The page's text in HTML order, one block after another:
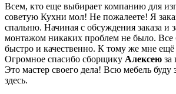
Всем, кто еще выбирает компанию для
советую Кухни мол! Не пожалеете! Я
спальню. Начиная с обсуждения заказа и
монтажом никаких проблем не было. Все
быстро и качественно. К тому же мне ещё
Огромное спасибо сборщику Алексею за
Это мастер своего дела! Всю мебель буду
здесь.